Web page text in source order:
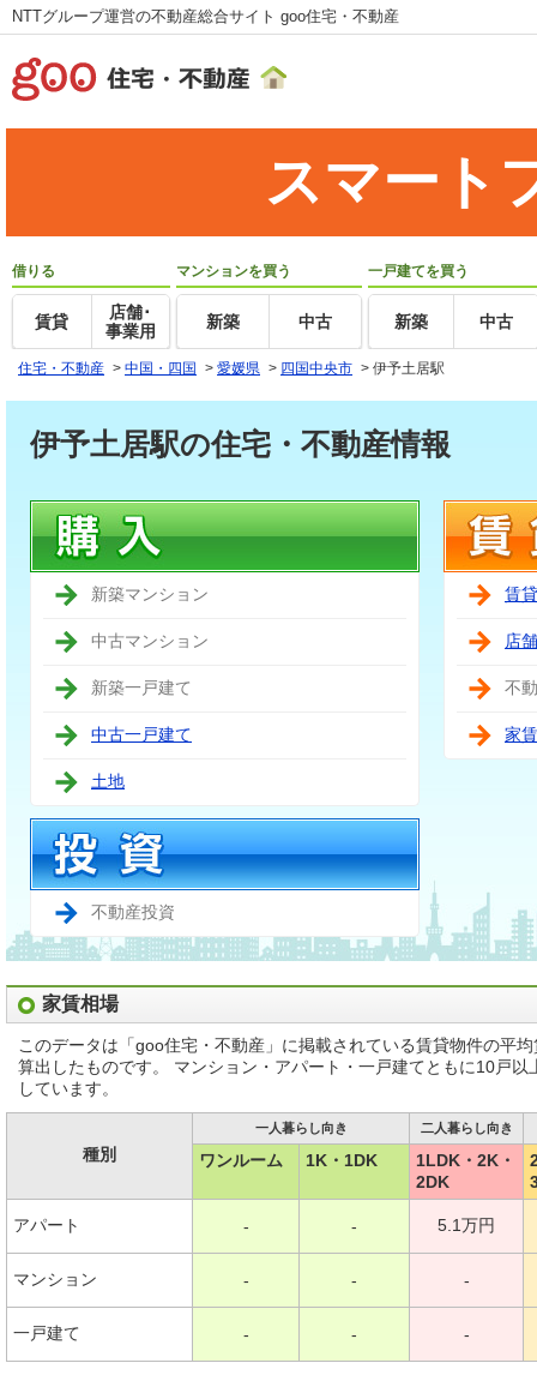
NTTグループ運営の不動産総合サイト goo住宅・不動産
スマート
借りる
賃貸
店舗･
事業用
マンションを買う
新築 中古
一戸建てを買う
新築 中古
住宅・不動産 > 中国・四国 > 愛媛県 > 四国中央市 > 伊予土居駅
伊予土居駅の住宅・不動産情報
新築マンション
中古マンション
新築一戸建て
中古一戸建て
土地
不動産投資
賃
店
不
家
家賃相場
このデータは「goo住宅・不動産」に掲載されている賃貸物件の平
算出したものです。 マンション・アパート・一戸建てともに10戸
しています。
種別
一人暮らし向き 二人暮らし向き
ワンルーム 1K・1DK
1LDK・2K・
2DK
アパート - - 5.1万円
マンション - - -
一戸建て - - -